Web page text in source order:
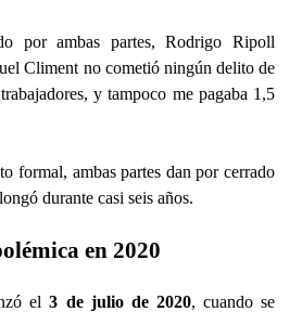
por ambas partes, Rodrigo Ripoll
Climent no cometió ningún delito de
y tampoco me pagaba 1,5
formal, ambas partes dan por cerrado
durante casi seis años.
en 2020
el3 de julio de 2020, cuando se